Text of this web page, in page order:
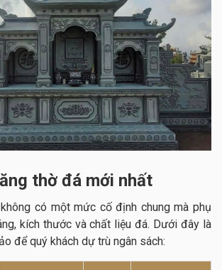
thờ đá mới nhất
có một mức cố định chung mà phụ
kích thước và chất liệu đá. Dưới đây là
để quý khách dự trù ngân sách: